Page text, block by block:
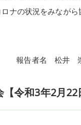
ナの状況をみながら
報告者名 松井
令和3年2月22